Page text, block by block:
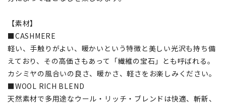
【素材】
■CASHMERE
軽い、手触りがよい、暖かいという特徴と美しい光沢も持ち備
えており、その高価さもあって「繊維の宝石」とも呼ばれる。
カシミヤの風合いの良さ、暖かさ、軽さをお楽しみください。
■WOOL RICH BLEND
天然素材で多用途なウール・リッチ・ブレンドは快適、斬新、